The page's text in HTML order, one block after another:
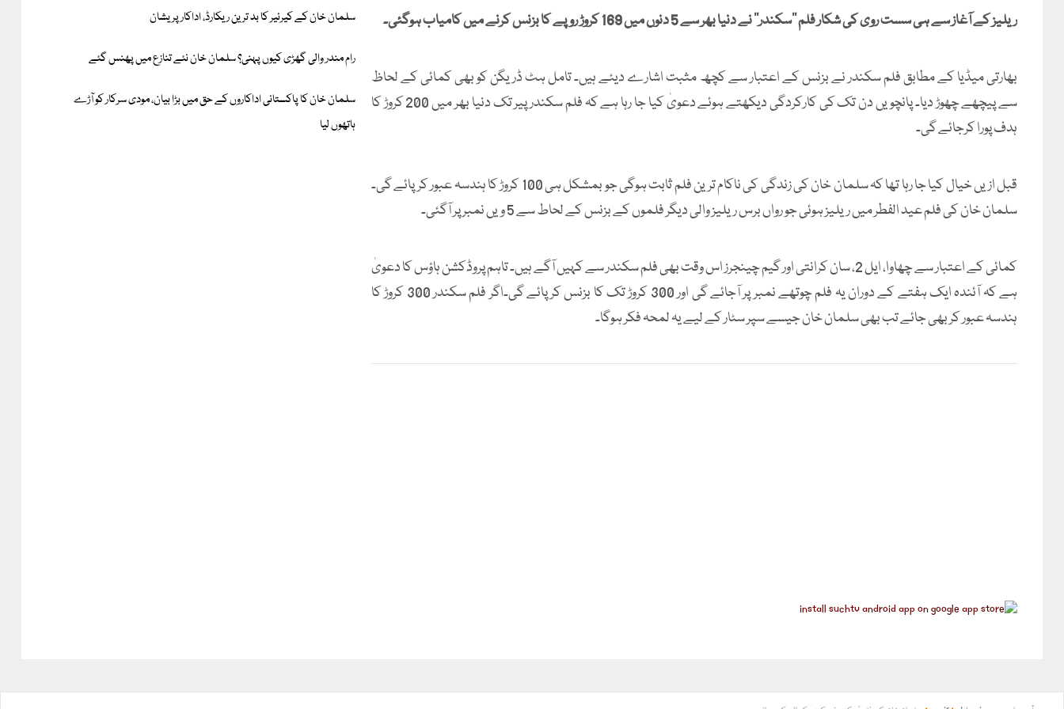
ریلیز کے آغاز سے ہی سست روی کی شکار فلم ’’سکندر‘‘ نے دنیا بھر سے 5 دنوں میں 169 کروڑ روپے کا بزنس کرنے میں کامیاب ہوگئی۔
بھارتی میڈیا کے مطابق فلم سکندر نے بزنس کے اعتبار سے کچھ مثبت اشارے دیئے ہیں۔ تامل ہٹ ڈریگن کو بھی کمائی کے لحاظ
سے پیچھے چھوڑ دیا۔ پانچویں دن تک کی کارکردگی دیکھتے ہوئے دعویٰ کیا جا رہا ہے کہ فلم سکندر پیر تک دنیا بھر میں 200 کروڑ کا
ہدف پورا کرجائے گی۔
قبل ازیں خیال کیا جا رہا تھا کہ سلمان خان کی زندگی کی ناکام ترین فلم ثابت ہوگی جو بمشکل ہی 100 کروڑ کا ہندسہ عبور کرپائے گی۔
سلمان خان کی فلم عید الفطر میں ریلیز ہوئی جو رواں برس ریلیز والی دیگر فلموں کے بزنس کے لحاط سے 5 ویں نمبر پر آگئی۔
کمائی کے اعتبار سے چھاوا، ایل 2، سان کرانتی اور گیم چینجرز اس وقت بھی فلم سکندر سے کہیں آگے ہیں۔ تاہم پروڈکشن ہاؤس کا دعویٰ
ہے کہ آئندہ ایک ہفتے کے دوران یہ فلم چوتھے نمبر پر آجائے گی اور 300 کروڑ تک کا بزنس کرپائے گی۔اگر فلم سکندر 300 کروڑ کا
ہندسہ عبور کر بھی جائے تب بھی سلمان خان جیسے سپر سٹار کے لیے یہ لمحہ فکر ہوگا۔
سلمان خان کے کیرئیر کا بد ترین ریکارڈ، اداکار پریشان
رام مندر والی گھڑی کیوں پہنی؟ سلمان خان نئے تنازع میں پھنس گئے
سلمان خان کا پاکستانی اداکاروں کے حق میں بڑا بیان، مودی سرکار کو آڑے
ہاتھوں لیا